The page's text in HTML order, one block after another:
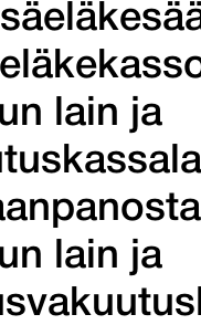
lain ja
lain ja